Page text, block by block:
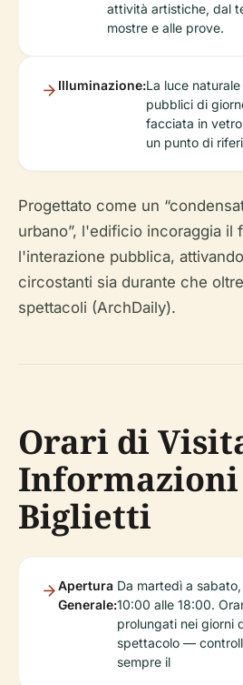
attività artistiche, dal
mostre e alle prove.
Illuminazione:La luce
pubblici di
facciata in
un punto di
Progettato come un
urbano”, l'edificio incoraggia il
l'interazione pubblica,
circostanti sia durante che
spettacoli (ArchDaily).
Orari di
Informazioni
Biglietti
Apertura
Generale:
Da martedì a
10:00 alle 18:00.
prolungati nei giorni
spettacolo —
sempre il